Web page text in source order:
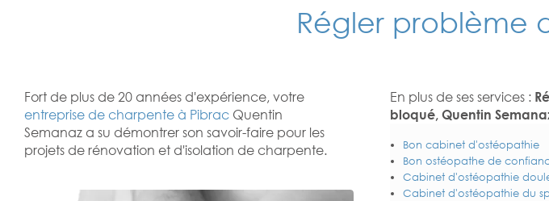
Régler problème
Fort de plus de 20 années d'expérience, votre
entreprise de charpente à Pibrac Quentin
Semanaz a su démontrer son savoir-faire pour les
projets de rénovation et d'isolation de charpente.
En plus de ses services :
bloqué, Quentin
Bon cabinet d'ostéopathie
Bon ostéopathe de
Cabinet d'ostéopathie
Cabinet d'ostéopathie du